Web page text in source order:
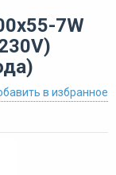
7W
в избранное